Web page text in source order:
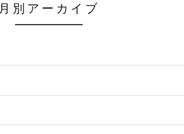
月別アーカイブ